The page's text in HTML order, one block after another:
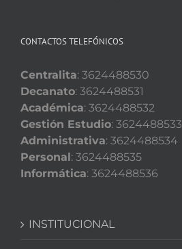
CONTACTOS TELEFÓNICOS
Centralita: 3624488530
Decanato: 3624488531
Académica: 3624488532
Gestión Estudio: 3624488533
Administrativa: 3624488534
Personal: 3624488535
Informática: 3624488536
INSTITUCIONAL